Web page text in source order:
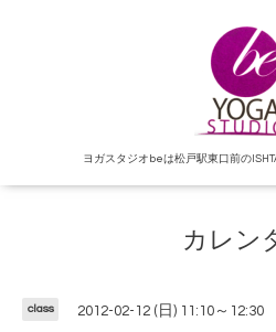
ヨガスタジオbeは松戸駅東口前の
カレン
class 2012-02-12 (日) 11:10～12:30